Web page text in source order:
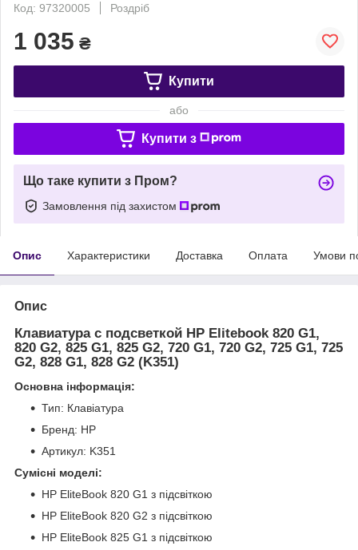
Код: 97320005
Роздріб
1 035 ₴
Купити
або
Купити з
Що таке купити з Пром?
Замовлення під захистом
Опис Характеристики Доставка Оплата Умови
Опис
Клавиатура с подсветкой HP Elitebook 820 G1,
820 G2, 825 G1, 825 G2, 720 G1, 720 G2, 725 G1, 725
G2, 828 G1, 828 G2 (K351)
Основна інформація:
Тип: Клавіатура
Бренд: HP
Артикул: K351
Сумісні моделі:
HP EliteBook 820 G1 з підсвіткою
HP EliteBook 820 G2 з підсвіткою
HP EliteBook 825 G1 з підсвіткою